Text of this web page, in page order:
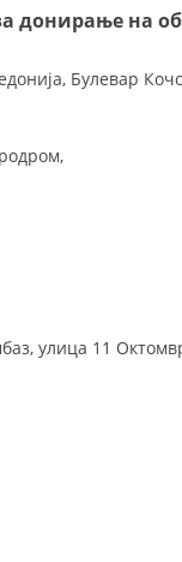
СОЦИЈАЛНО
донирање на
Булевар
улица 11